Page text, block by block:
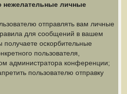
нежелательные личные
отправлять вам личные
для сообщений в вашем
оскорбительные
пользователя,
администратора конференции;
пользователю отправку